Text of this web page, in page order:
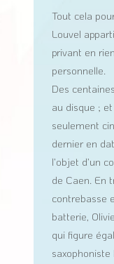
Tout cela
Louvel
privant en
personnelle.
Des
au disque ;
seulement
dernier en
l’objet d’un
de Caen. En
contrebasse
batterie,
qui figure
saxophoniste